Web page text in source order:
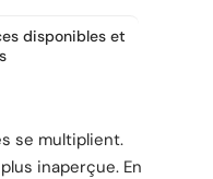
disponibles et
se multiplient.
inaperçue. En